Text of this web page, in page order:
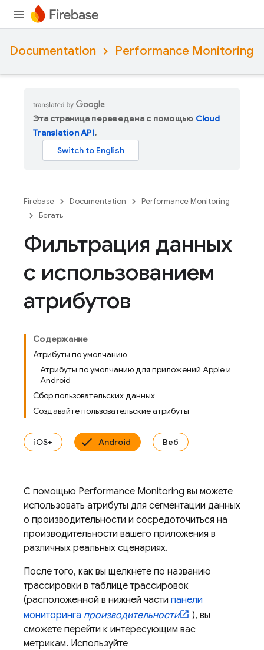
Documentation Performance Monitoring
Эта страница переведена с помощью Cloud
Translation API.
Firebase Documentation
Performance Monitoring
Бегать
Фильтрация данных
с использованием
атрибутов
Содержание
Атрибуты по умолчанию
Атрибуты по умолчанию для приложений Apple и
Android
Сбор пользовательских данных
Создавайте пользовательские атрибуты
iOS+ Android Веб
С помощью Performance Monitoring вы можете
использовать атрибуты для сегментации данных
о производительности и сосредоточиться на
производительности вашего приложения в
различных реальных сценариях.
После того, как вы щелкнете по названию
трассировки в таблице трассировок
(расположенной в нижней части панели
мониторинга производительности
), вы
сможете перейти к интересующим вас
метрикам. Используйте